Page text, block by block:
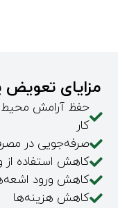
مزایای تعویض
حفظ آرامش محیط
کار
صرفه‌جویی در
کاهش استفاده
کاهش ورود
کاهش هزینه‌ها